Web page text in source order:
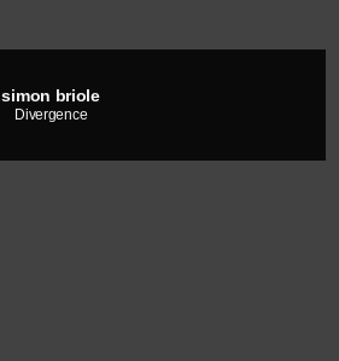
simon briole
Divergence